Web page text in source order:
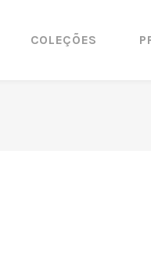
COLEÇÕES